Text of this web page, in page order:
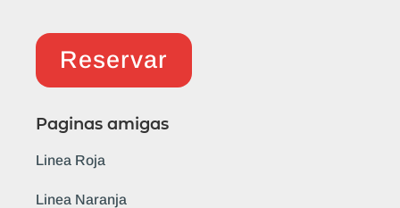
Reservar
Paginas amigas
Linea Roja
Linea Naranja